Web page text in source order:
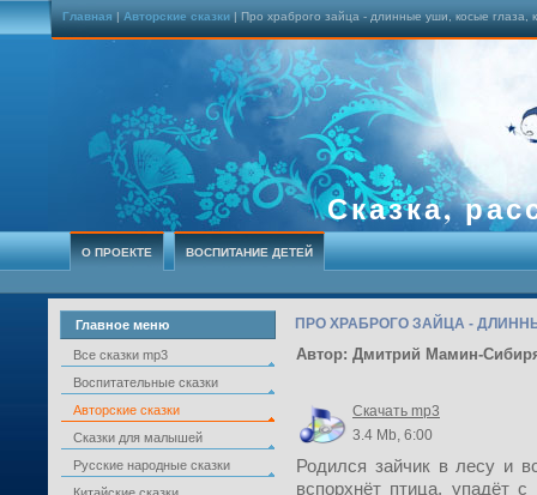
Главная | Авторские сказки | Про храброго зайца - длинные уши, косые глаза,
Сказка,
О ПРОЕКТЕ ВОСПИТАНИЕ ДЕТЕЙ
Главное меню
Все сказки mp3
Воспитательные сказки
Авторские сказки
Сказки для малышей
Русские народные сказки
ПРО ХРАБРОГО ЗАЙЦА -
Автор: Дмитрий Мамин-
Скачать mp3
3.4 Mb, 6:00
Родился зайчик в лесу и
вспорхнёт птица, упадёт